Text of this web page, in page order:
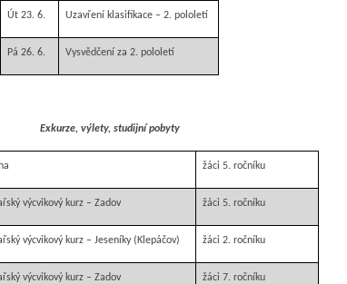
Út 23. 6. Uzavření klasifikace – 2. pololetí
Pá 26. 6. Vysvědčení za 2. pololetí
Exkurze, výlety, studijní pobyty
žáci 5. ročníku
výcvikový kurz ­– Zadov žáci 5. ročníku
výcvikový kurz – Jeseníky (Klepáčov) žáci 2. ročníku
výcvikový kurz – Zadov žáci 7. ročníku